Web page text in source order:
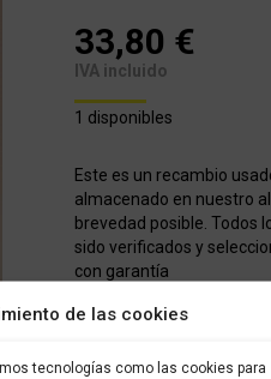
de las cookies
tecnologías como las cookies para
33,80 €
IVA incluido
1 disponibles
Este es un recambio
almacenado en nuestro
brevedad posible. Todos
sido verificados y
con garantía